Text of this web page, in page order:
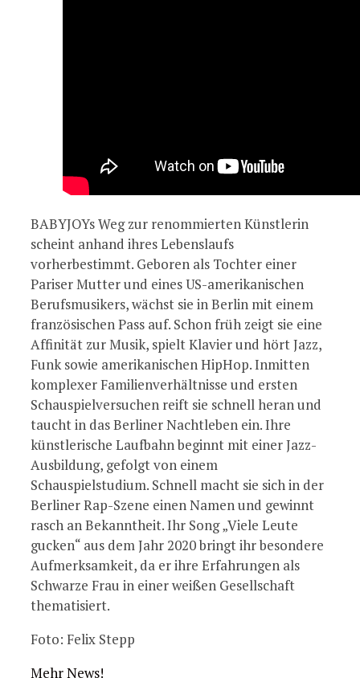
BABYJOYs Weg zur renommierten Künstlerin
scheint anhand ihres Lebenslaufs
vorherbestimmt. Geboren als Tochter einer
Pariser Mutter und eines US-amerikanischen
Berufsmusikers, wächst sie in Berlin mit einem
französischen Pass auf. Schon früh zeigt sie eine
Affinität zur Musik, spielt Klavier und hört Jazz,
Funk sowie amerikanischen HipHop. Inmitten
komplexer Familienverhältnisse und ersten
Schauspielversuchen reift sie schnell heran und
taucht in das Berliner Nachtleben ein. Ihre
künstlerische Laufbahn beginnt mit einer Jazz-
Ausbildung, gefolgt von einem
Schauspielstudium. Schnell macht sie sich in der
Berliner Rap-Szene einen Namen und gewinnt
rasch an Bekanntheit. Ihr Song „Viele Leute
gucken“ aus dem Jahr 2020 bringt ihr besondere
Aufmerksamkeit, da er ihre Erfahrungen als
Schwarze Frau in einer weißen Gesellschaft
thematisiert.
Foto: Felix Stepp
Mehr News!